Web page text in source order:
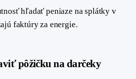
hľadať peniaze na splátky v
faktúry za energie.
pôžičku na darčeky